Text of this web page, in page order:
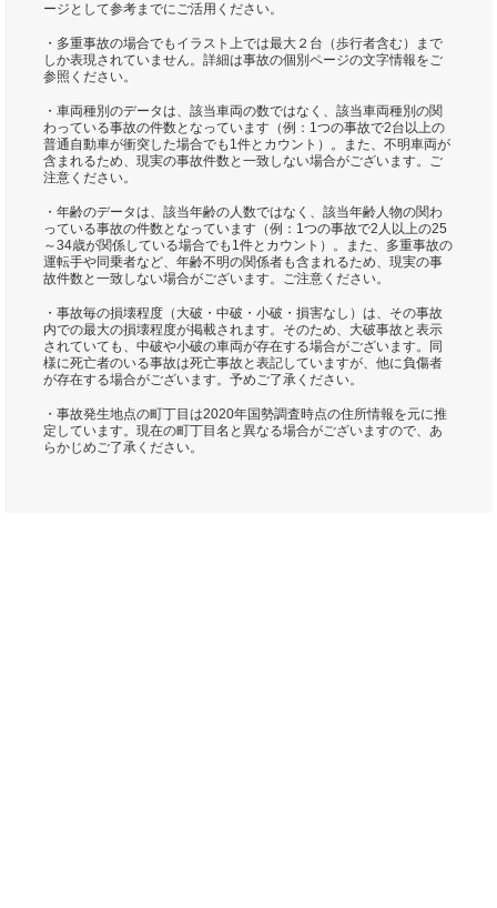
ージとして参考までにご活用ください。
・多重事故の場合でもイラスト上では最大２台（歩行者含む）まで
しか表現されていません。詳細は事故の個別ページの文字情報をご
参照ください。
・車両種別のデータは、該当車両の数ではなく、該当車両種別の関
わっている事故の件数となっています（例：1つの事故で2台以上の
普通自動車が衝突した場合でも1件とカウント）。また、不明車両が
含まれるため、現実の事故件数と一致しない場合がございます。ご
注意ください。
・年齢のデータは、該当年齢の人数ではなく、該当年齢人物の関わ
っている事故の件数となっています（例：1つの事故で2人以上の25
～34歳が関係している場合でも1件とカウント）。また、多重事故の
運転手や同乗者など、年齢不明の関係者も含まれるため、現実の事
故件数と一致しない場合がございます。ご注意ください。
・事故毎の損壊程度（大破・中破・小破・損害なし）は、その事故
内での最大の損壊程度が掲載されます。そのため、大破事故と表示
されていても、中破や小破の車両が存在する場合がございます。同
様に死亡者のいる事故は死亡事故と表記していますが、他に負傷者
が存在する場合がございます。予めご了承ください。
・事故発生地点の町丁目は2020年国勢調査時点の住所情報を元に推
定しています。現在の町丁目名と異なる場合がございますので、あ
らかじめご了承ください。